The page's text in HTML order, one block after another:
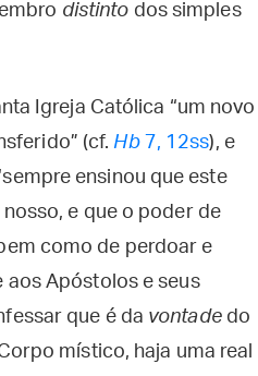
distinto dos simples
Igreja Católica “um novo
(cf.Hb7, 12ss), e
ensinou que este
e que o poder de
como de perdoar e
Apóstolos e seus
que é da vontadedo
místico, haja uma real